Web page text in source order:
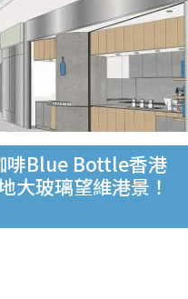
啡Blue Bottle香港
大玻璃望維港景！